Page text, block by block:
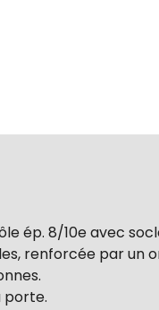
ép. 8/10e avec
renforcée par un
porte.